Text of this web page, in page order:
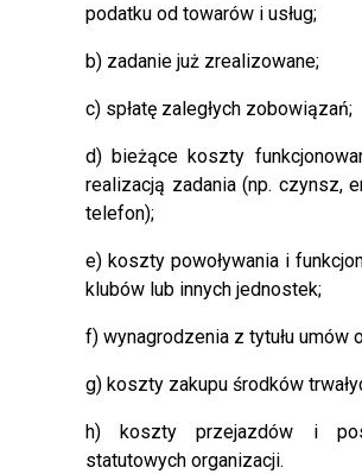
podatku od towarów i usług;
b) zadanie już zrealizowane;
c) spłatę zaległych zobowiązań;
d) bieżące koszty
realizacją zadania (np. czynsz,
telefon);
e) koszty powoływania i
klubów lub innych jednostek;
f) wynagrodzenia z tytułu umów
g) koszty zakupu środków
h) koszty przejazdów i
statutowych organizacji.